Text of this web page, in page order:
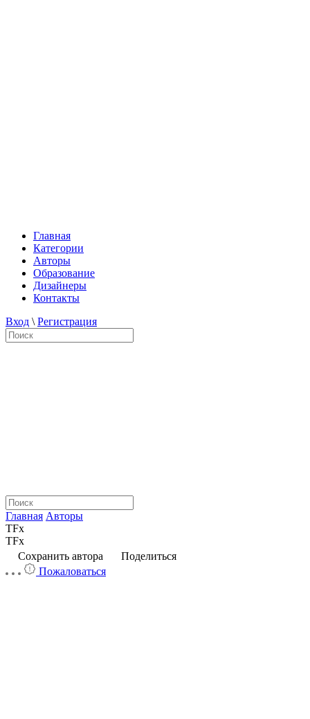
Главная
Категории
Авторы
Образование
Дизайнеры
Контакты
Вход \ Регистрация
Главная Авторы
TFx
TFx
Сохранить автора
Поделиться
Пожаловаться